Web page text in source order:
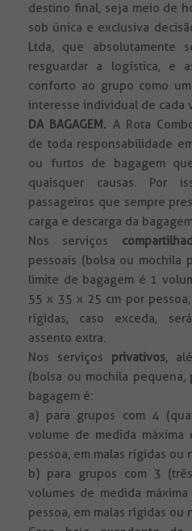
destino final, seja meio de
sob única e exclusiva
Ltda, que absolutamente
resguardar a logística, e
conforto ao grupo como
interesse individual de cada
DA BAGAGEM. A Rota
de toda responsabilidade
ou furtos de bagagem
quaisquer causas. Por
passageiros que sempre
carga e descarga da
Nos serviços
pessoais (bolsa ou mochila
limite de bagagem é 1
55 x 35 x 25 cm por
rígidas, caso exceda,
assento extra.
Nos serviços privativos,
(bolsa ou mochila
bagagem é:
a) para grupos com 4
volume de medida
pessoa, em malas rígidas ou
b) para grupos com 3
volumes de medida
pessoa, em malas rígidas ou